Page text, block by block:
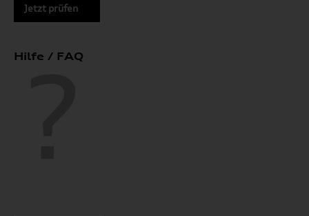
Jetzt prüfen
Hilfe / FAQ